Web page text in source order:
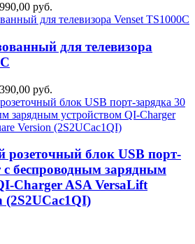
руб.
для телевизора
руб.
розеточный блок USB порт-
c беспроводным зарядным
Charger ASA VersaLift
(2S2UCaс1QI)